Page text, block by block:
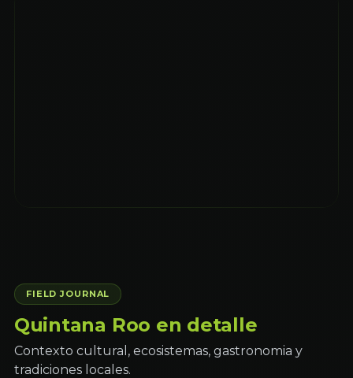
FIELD JOURNAL
Quintana Roo en detalle
Contexto cultural, ecosistemas, gastronomia y
tradiciones locales.